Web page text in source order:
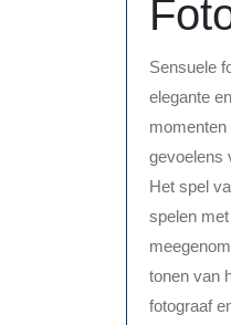
Sensuele
elegante
gevoelens
Het spel
spelen
tonen van
fotograaf